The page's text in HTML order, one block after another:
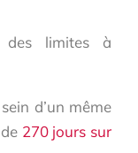
des limites à
d’un même
270 jours sur